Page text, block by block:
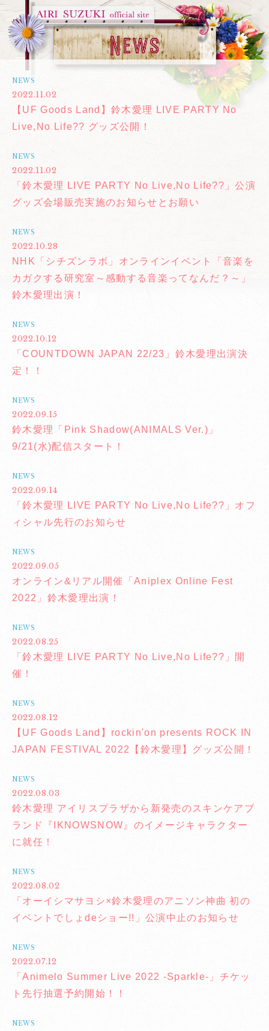
NEWS
2022.11.02
【UF Goods Land】鈴木愛理 LIVE PARTY No
Live,No Life?? グッズ公開！
NEWS
2022.11.02
「鈴木愛理 LIVE PARTY No Live,No Life??」公演
グッズ会場販売実施のお知らせとお願い
NEWS
2022.10.28
NHK「シチズンラボ」オンラインイベント「音楽を
カガクする研究室～感動する音楽ってなんだ？～」
鈴木愛理出演！
NEWS
2022.10.12
「COUNTDOWN JAPAN 22/23」鈴木愛理出演決
定！！
NEWS
2022.09.15
鈴木愛理「Pink Shadow(ANIMALS Ver.)」
9/21(水)配信スタート！
NEWS
2022.09.14
「鈴木愛理 LIVE PARTY No Live,No Life??」オフ
ィシャル先行のお知らせ
NEWS
2022.09.05
オンライン&リアル開催「Aniplex Online Fest
2022」鈴木愛理出演！
NEWS
2022.08.25
「鈴木愛理 LIVE PARTY No Live,No Life??」開
催！
NEWS
2022.08.12
【UF Goods Land】rockin'on presents ROCK IN
JAPAN FESTIVAL 2022【鈴木愛理】グッズ公開！
NEWS
2022.08.03
鈴木愛理 アイリスプラザから新発売のスキンケアブ
ランド『IKNOWSNOW』のイメージキャラクター
に就任！
NEWS
2022.08.02
「オーイシマサヨシ×鈴木愛理のアニソン神曲 初の
イベントでしょdeショー!!」公演中止のお知らせ
NEWS
2022.07.12
「Animelo Summer Live 2022 -Sparkle-」チケッ
ト先行抽選予約開始！！
NEWS